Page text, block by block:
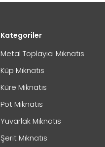
Kategoriler
Metal Toplayıcı Mıknatıs
Küp Mıknatıs
Küre Mıknatıs
Pot Mıknatıs
Yuvarlak Mıknatıs
Şerit Mıknatıs